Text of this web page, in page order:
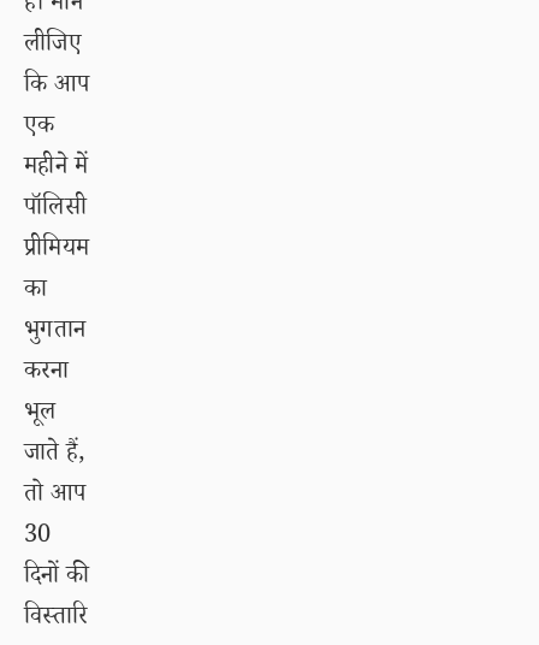
लीजिए
कि आप
एक
महीने में
पॉलिसी
प्रीमियम
का
भुगतान
करना
भूल
जाते हैं,
तो आप
30
दिनों की
विस्तारि